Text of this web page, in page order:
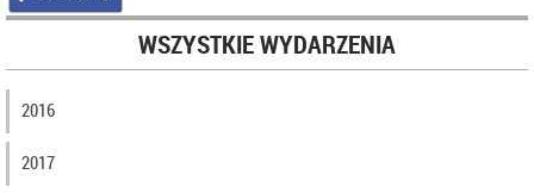
WSZYSTKIE WYDARZENIA
2016
2017